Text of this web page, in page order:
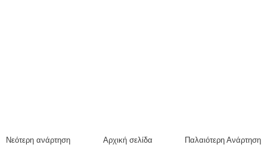
Νεότερη ανάρτηση Παλαιότερη Ανάρτηση
Αρχική σελίδα